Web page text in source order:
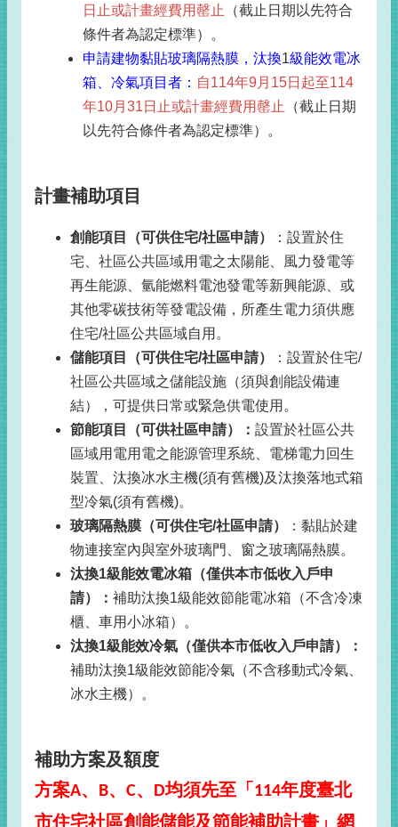
日止或計畫經費用罄止
（截止日期以先符合
條件者為認定標準）。
申請建物黏貼玻璃隔熱膜，汰換1級能效電冰
箱、冷氣項目者： 自114年9 月 15日起至114
年10月 31 日止或計畫經費用罄止
（截止日期
以先符合條件者為認定標準）。
計畫補助項目
創能項目（可供住宅/社區申請）
：設置於住
宅、社區公共區域用電之太陽能、風力發電等
再生能源、氫能燃料電池發電等新興能源、或
其他零碳技術等發電設備，所產生電力須供應
住宅/社區公共區域自用。
儲能項目（可供住宅/社區申請） ：設置於住宅/
社區公共區域之儲能設施（須與創能設備連
結），可提供日常或緊急供電使用。
節能項目（可供社區申請）： 設置於社區公共
區域用電用電之能源管理系統、電梯電力回生
裝置、汰換冰水主機(須有舊機)及汰換落地式箱
型冷氣(須有舊機)。
玻璃隔熱膜（可供住宅/社區申請）
：黏貼於建
物連接室內與室外玻璃門、窗之玻璃隔熱膜。
汰換1級能效電冰箱（僅供本市低收入戶申
請）： 補助汰換1級能效節能電冰箱（不含冷凍
櫃、車用小冰箱）。
汰換1級能效冷氣（僅供本市低收入戶申請）：
補助汰換1級能效節能冷氣（不含移動式冷氣、
冰水主機）。
補助方案及額度
方案A、 B、 C、 D均須先至「 114年度臺北
市住宅社區創能儲能及節能補助計畫」網